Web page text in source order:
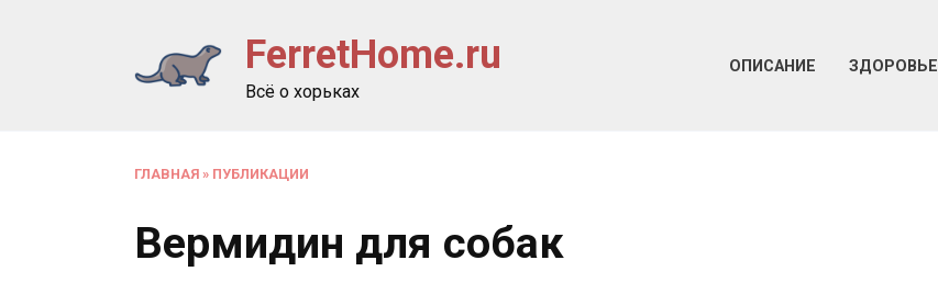
FerretHome.ru
Всё о хорьках
ОПИСАНИЕ ЗДОРОВЬЕ
ГЛАВНАЯ » ПУБЛИКАЦИИ
Вермидин для собак